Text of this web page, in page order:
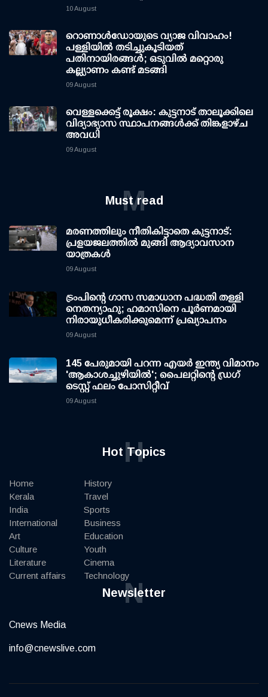
10 August
റൊണാള്‍ഡോയുടെ വ്യാജ വിവാഹം!
പള്ളിയില്‍ തടിച്ചുകൂടിയത്
പതിനായിരങ്ങള്‍; ഒടുവില്‍ മറ്റൊരു
കല്ല്യാണം കണ്ട് മടങ്ങി
09 August
വെള്ളക്കെട്ട് രൂക്ഷം: കുട്ടനാട് താലൂക്കിലെ
വിദ്യാഭ്യാസ സ്ഥാപനങ്ങള്‍ക്ക് തിങ്കളാഴ്ച
അവധി
09 August
Must read
M
മരണത്തിലും നീതികിട്ടാതെ കുട്ടനാട്:
പ്രളയജലത്തില്‍ മുങ്ങി ആദ്യാവസാന
യാത്രകള്‍
09 August
ട്രംപിന്റെ ഗാസ സമാധാന പദ്ധതി തള്ളി
നെതന്യാഹു; ഹമാസിനെ പൂര്‍ണമായി
നിരായുധീകരിക്കുമെന്ന് പ്രഖ്യാപനം
09 August
145 പേരുമായി പറന്ന എയര്‍ ഇന്ത്യ വിമാനം
'ആകാശച്ചുഴിയില്‍'; പൈലറ്റിന്റെ ഡ്രഗ്
ടെസ്റ്റ് ഫലം പോസിറ്റീവ്
09 August
Hot Topics
H
Home
Kerala
India
International
Art
Culture
Literature
Current affairs
History
Travel
Sports
Business
Education
Youth
Cinema
Technology
Newsletter
N
Cnews Media
info@cnewslive.com